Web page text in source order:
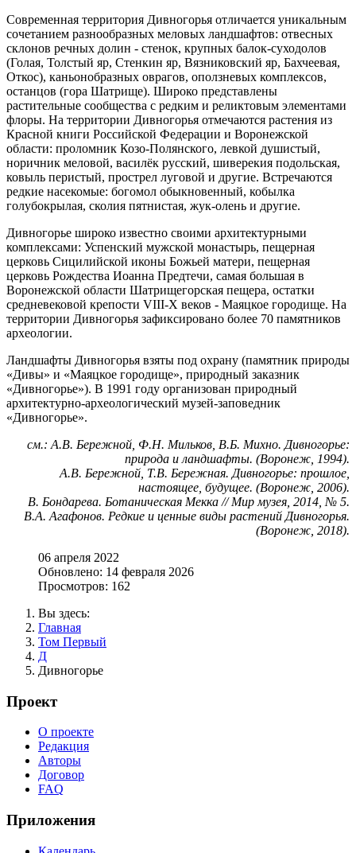
Современная территория Дивногорья отличается уникальным
сочетанием разнообразных меловых ландшафтов: отвесных
склонов речных долин - стенок, крупных балок-суходолов
(Голая, Толстый яр, Стенкин яр, Вязниковский яр, Бахчеевая,
Откос), каньонобразных оврагов, оползневых комплексов,
останцов (гора Шатрище). Широко представлены
растительные сообщества с редким и реликтовым элементами
флоры. На территории Дивногорья отмечаются растения из
Красной книги Российской Федерации и Воронежской
области: проломник Козо-Полянского, левкой душистый,
норичник меловой, василёк русский, шиверекия подольская,
ковыль перистый, прострел луговой и другие. Встречаются
редкие насекомые: богомол обыкновенный, кобылка
голубокрылая, сколия пятнистая, жук-олень и другие.
Дивногорье широко известно своими архитектурными
комплексами: Успенский мужской монастырь, пещерная
церковь Сицилийской иконы Божьей матери, пещерная
церковь Рождества Иоанна Предтечи, самая большая в
Воронежской области Шатрищегорская пещера, остатки
средневековой крепости VIII-X веков - Маяцкое городище. На
территории Дивногорья зафиксировано более 70 памятников
археологии.
Ландшафты Дивногорья взяты под охрану (памятник природы
«Дивы» и «Маяцкое городище», природный заказник
«Дивногорье»). В 1991 году организован природный
архитектурно-археологический музей-заповедник
«Дивногорье».
см.: А.В. Бережной, Ф.Н. Мильков, В.Б. Михно. Дивногорье:
природа и ландшафты. (Воронеж, 1994).
А.В. Бережной, Т.В. Бережная. Дивногорье: прошлое,
настоящее, будущее. (Воронеж, 2006).
В. Бондарева. Ботаническая Мекка // Мир музея, 2014, № 5.
В.А. Агафонов. Редкие и ценные виды растений Дивногорья.
(Воронеж, 2018).
06 апреля 2022
Обновлено: 14 февраля 2026
Просмотров: 162
Вы здесь:
Главная
Том Первый
Д
Дивногорье
Проект
О проекте
Редакция
Авторы
Договор
FAQ
Приложения